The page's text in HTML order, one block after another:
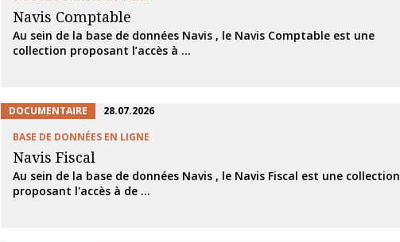
Navis Comptable
Au sein de la base de données Navis , le Navis Comptable est une
collection proposant l’accès à ...
DOCUMENTAIRE
28.07.2026
BASE DE DONNÉES EN LIGNE
Navis Fiscal
Au sein de la base de données Navis , le Navis Fiscal est une collection
proposant l'accès à de ...